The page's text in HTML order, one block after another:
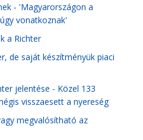
- 'Magyarországon a
vonatkoznak'
a Richter
de saját készítményük piaci
jelentése - Közel 133
visszaesett a nyereség
megvalósítható az